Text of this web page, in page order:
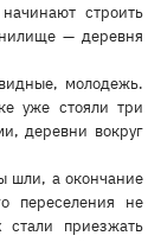
строить
— деревня
молодежь.
уже стояли три
деревни вокруг
шли, а окончание
переселения не
стали приезжать